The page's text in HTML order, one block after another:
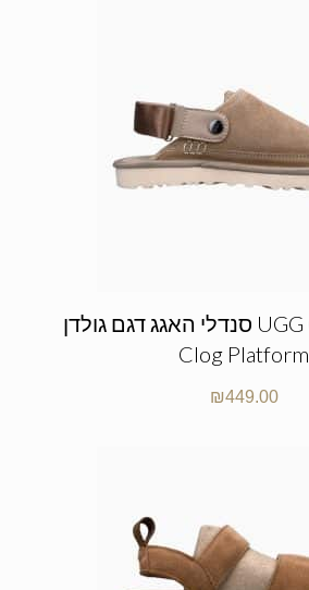
סנדלי האגג דגם גולדן UGG Goldencoast
Clog Platform
₪449.00